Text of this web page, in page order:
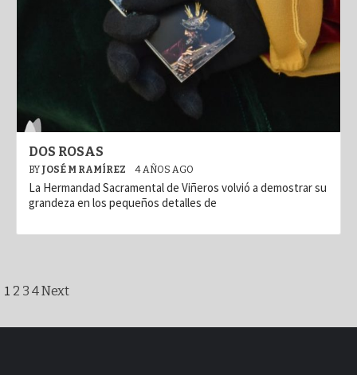
DOS ROSAS
BY JOSÉ M RAMÍREZ 4 AÑOS AGO
La Hermandad Sacramental de Viñeros volvió a demostrar su
grandeza en los pequeños detalles de
Paginación
de
1 2 3 4Next